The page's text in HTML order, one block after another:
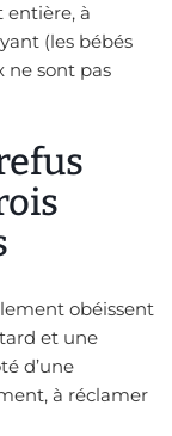
entière, à
(les bébés
ne sont pas
obéissent
et une
d’une
à réclamer